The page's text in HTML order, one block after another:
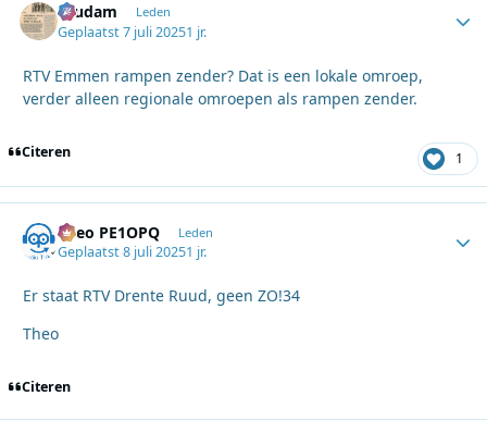
ruudam Leden
Geplaatst7 juli 20251 jr.
RTV Emmen rampen zender? Dat is een lokale omroep,
verder alleen regionale omroepen als rampen zender.
Citeren 1
Theo PE1OPQ Leden
Geplaatst8 juli 20251 jr.
Er staat RTV Drente Ruud, geen ZO!34
Theo
Citeren